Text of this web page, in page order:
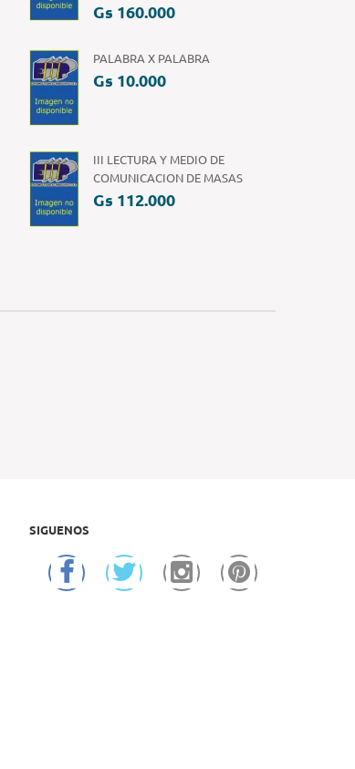
Gs 160.000
PALABRA X PALABRA
Gs 10.000
III LECTURA Y MEDIO DE
COMUNICACION DE MASAS
Gs 112.000
SIGUENOS